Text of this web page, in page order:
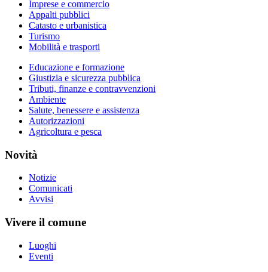
Imprese e commercio
Appalti pubblici
Catasto e urbanistica
Turismo
Mobilità e trasporti
Educazione e formazione
Giustizia e sicurezza pubblica
Tributi, finanze e contravvenzioni
Ambiente
Salute, benessere e assistenza
Autorizzazioni
Agricoltura e pesca
Novità
Notizie
Comunicati
Avvisi
Vivere il comune
Luoghi
Eventi